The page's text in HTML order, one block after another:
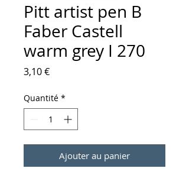
Pitt artist pen B
Faber Castell
warm grey I 270
3,10 €Prix
Quantité *
Ajouter au panier